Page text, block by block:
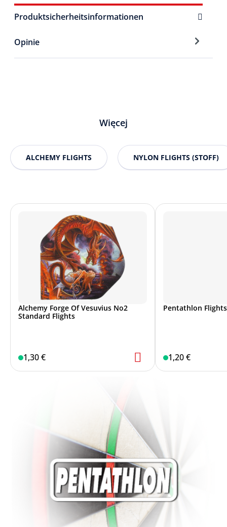
Produktsicherheitsinformationen
Opinie
Więcej
ALCHEMY FLIGHTS NYLON FLIGHTS (STOFF)
Alchemy Forge Of Vesuvius No2
Standard Flights
1,30 €
Pentathlon
1,20 €